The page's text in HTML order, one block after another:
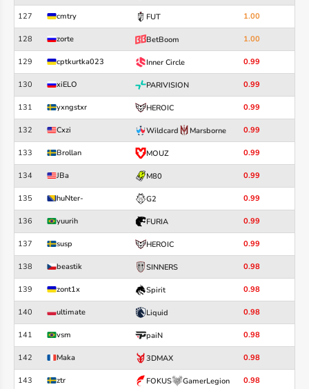
127 cmtry FUT 1.00
128 zorte BetBoom 1.00
129 cptkurtka023 Inner Circle 0.99
130 xiELO PARIVISION 0.99
131 yxngstxr HEROIC 0.99
132 Cxzi Wildcard Marsborne 0.99
133 Brollan MOUZ 0.99
134 JBa M80 0.99
135 huNter- G2 0.99
136 yuurih FURIA 0.99
137 susp HEROIC 0.99
138 beastik SINNERS 0.98
139 zont1x Spirit 0.98
140 ultimate Liquid 0.98
141 vsm paiN 0.98
142 Maka 3DMAX 0.98
143 ztr FOKUS GamerLegion 0.98